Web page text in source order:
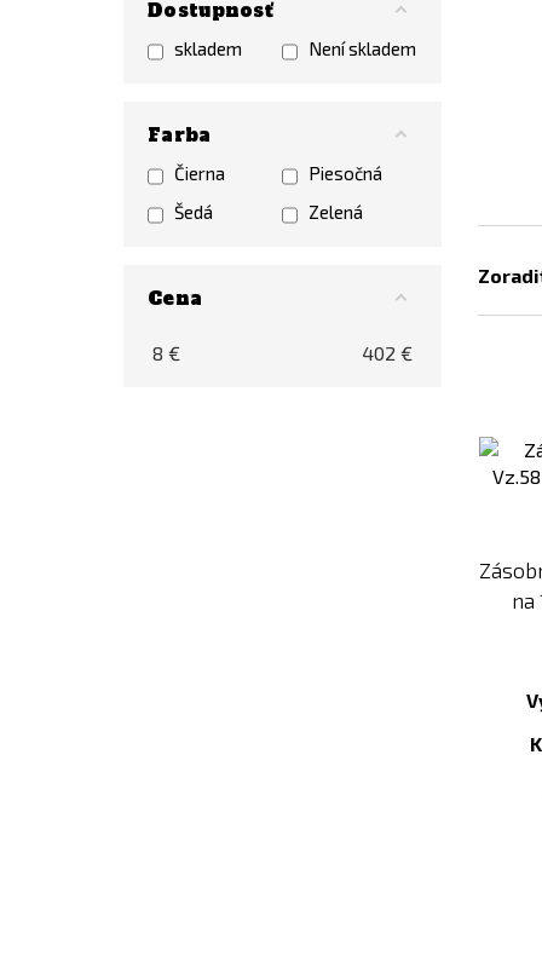
Dostupnosť
skladem Není skladem
Farba
Čierna
Piesočná
Šedá
Zelená
Cena
8 € 402 €
na